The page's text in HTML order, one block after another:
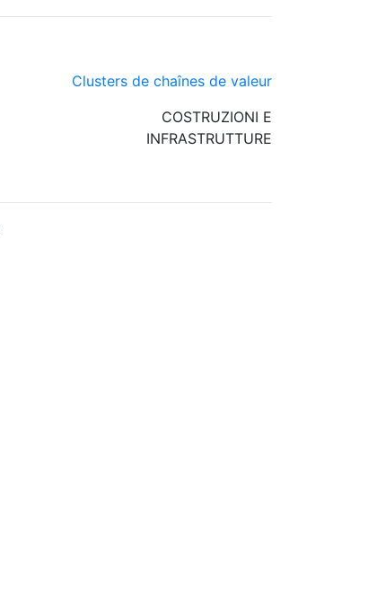
Clusters de chaînes de valeur
COSTRUZIONI E
INFRASTRUTTURE